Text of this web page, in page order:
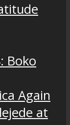
Boko
Again
at